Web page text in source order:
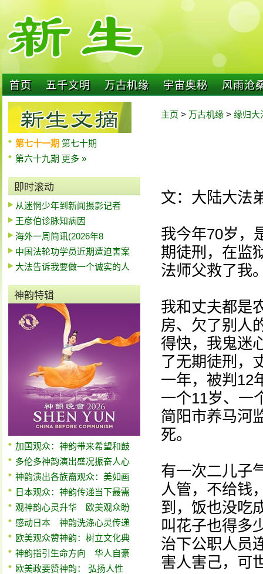
首页 五千文明 万古机缘 宇宙奥秘 风雨沧
第七十一期 第七十期
第六十九期 更多 »
即时滚动
从迷惘少年到新闻摄影记者
王彦伯诊脉知病因
海外一周简讯(2026年8
中国法轮功学员近期遭迫害案
大法告诉我要做一个诚实的人
神韵特辑
加国观众：神韵带来希望和鼓
多伦多神韵演出盛况振奋人心
神韵演出各族裔观众：美如画
日本观众：神韵传递当下最需
观神韵心灵升华 欧美观众盼
感动日本 神韵洗涤心灵传递
欧美观众赞神韵：树立文化典
神韵指引生命方向 华人自豪
欧美政要赞神韵： 弘扬人性
主页 > 万古机缘 > 缘归大
文：大陆大法
我今年70岁，
期徒刑，在监
法师父救了我
我和丈夫都是
房、欠了别人
得快，我鬼迷
了无期徒刑，
一年，被判12
一个11岁、一
简阳市养马河
死。
有一次二儿子
人管，不给钱
到，饭也没吃
叫花子也得多
治下公职人员
害人害己，可